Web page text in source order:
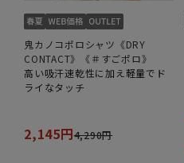
鬼カノコポロシャツ《DRY
CONTACT》《＃すごポロ》
高い吸汗速乾性に加え軽量でド
ライなタッチ
2,145円4,290円